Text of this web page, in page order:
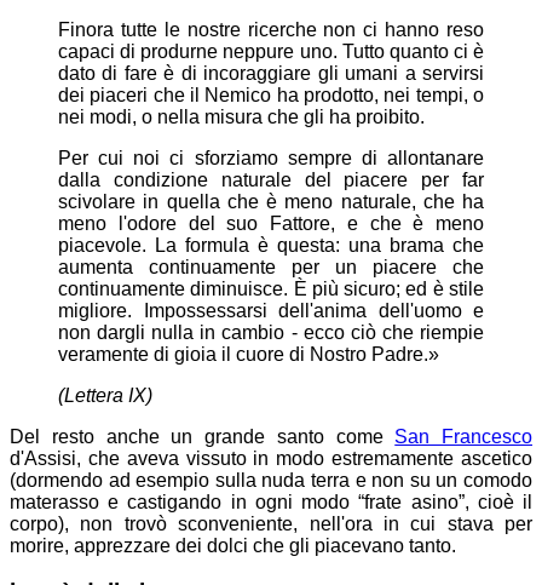
Finora tutte le nostre ricerche non ci hanno reso
capaci di produrne neppure uno. Tutto quanto ci è
dato di fare è di incoraggiare gli umani a servirsi
dei piaceri che il Nemico ha prodotto, nei tempi, o
nei modi, o nella misura che gli ha proibito.
Per cui noi ci sforziamo sempre di allontanare
dalla condizione naturale del piacere per far
scivolare in quella che è meno naturale, che ha
meno l'odore del suo Fattore, e che è meno
piacevole. La formula è questa: una brama che
aumenta continuamente per un piacere che
continuamente diminuisce. È più sicuro; ed è stile
migliore. Impossessarsi dell'anima dell'uomo e
non dargli nulla in cambio - ecco ciò che riempie
veramente di gioia il cuore di Nostro Padre.»
(Lettera IX)
Del resto anche un grande santo come San Francesco
d'Assisi, che aveva vissuto in modo estremamente ascetico
(dormendo ad esempio sulla nuda terra e non su un comodo
materasso e castigando in ogni modo “frate asino”, cioè il
corpo), non trovò sconveniente, nell'ora in cui stava per
morire, apprezzare dei dolci che gli piacevano tanto.